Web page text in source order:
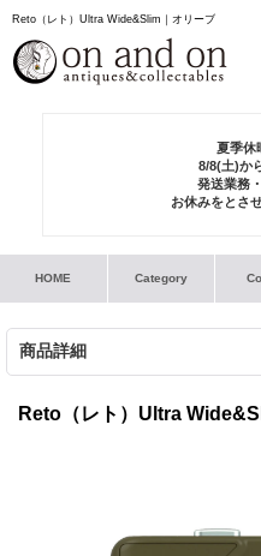
Reto（レト）Ultra Wide&Slim｜オリーブ
夏季休
8/8(土)か
発送業務
お休みをとさ
HOME Category
商品詳細
Reto（レト）Ultra